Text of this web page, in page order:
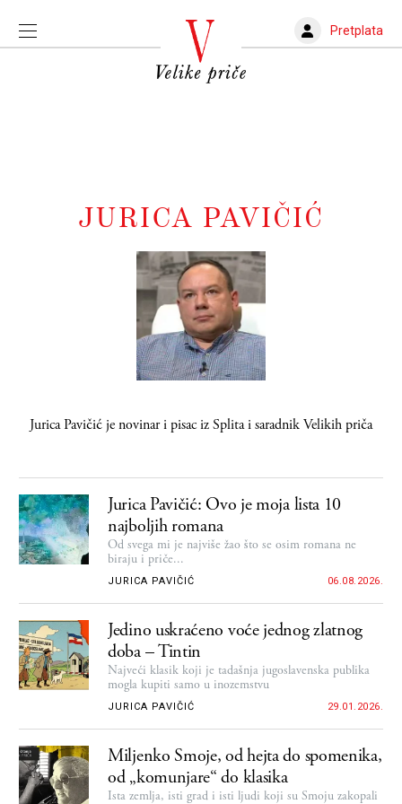
Pretplata
JURICA PAVIČIĆ
Jurica Pavičić je novinar i pisac iz Splita i saradnik Velikih priča
Jurica Pavičić: Ovo je moja lista 10
najboljih romana
Od svega mi je najviše žao što se osim romana ne
biraju i priče...
JURICA PAVIČIĆ 06.08.2026.
Jedino uskraćeno voće jednog zlatnog
doba – Tintin
Najveći klasik koji je tadašnja jugoslavenska publika
mogla kupiti samo u inozemstvu
JURICA PAVIČIĆ 29.01.2026.
Miljenko Smoje, od hejta do spomenika,
od „komunjare“ do klasika
Ista zemlja, isti grad i isti ljudi koji su Smoju zakopali